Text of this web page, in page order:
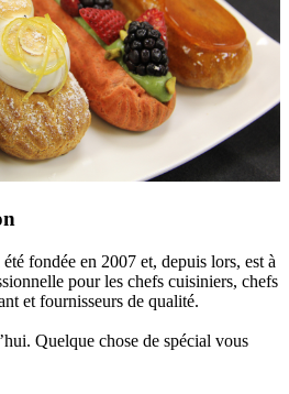
fondée en 2007 et, depuis lors, est à
pour les chefs cuisiniers, chefs
et fournisseurs de qualité.
Quelque chose de spécial vous